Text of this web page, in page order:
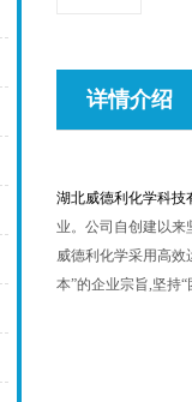
详情介绍
湖北威德利化学科技
业。公司自创建以来
威德利化学采用高
本”的企业宗旨,坚持